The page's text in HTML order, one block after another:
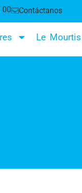
00 Contáctanos
Le Mourtis